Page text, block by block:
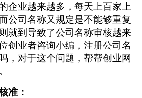
企业越来越多，每天上百家上
公司名称又规定是不能够重复
就到导致了公司名称审核越来
创业者咨询小编，注册公司名
，对于这个问题，帮帮创业网
准：